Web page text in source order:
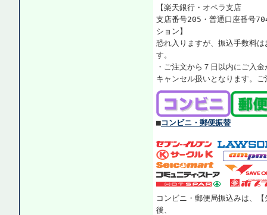
【楽天銀行・オペラ支店
支店番号205・普通口座番号
ション】
恐れ入りますが、振込手数料
す。
・ご注文から７日以内にご入
キャンセル扱いとなります。
■コンビニ・郵便振替
コンビニ・郵便局振込みは、
後、